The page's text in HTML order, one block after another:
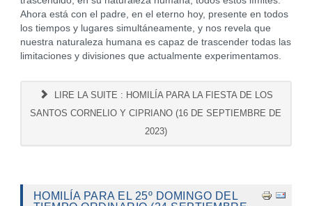
Ahora está con el padre, en el eterno hoy, presente en todos
los tiempos y lugares simultáneamente, y nos revela que
nuestra naturaleza humana es capaz de trascender todas las
limitaciones y divisiones que actualmente experimentamos.
LIRE LA SUITE : HOMILÍA PARA LA FIESTA DE LOS
SANTOS CORNELIO Y CIPRIANO (16 DE SEPTIEMBRE DE
2023)
HOMILÍA PARA EL 25º DOMINGO DEL